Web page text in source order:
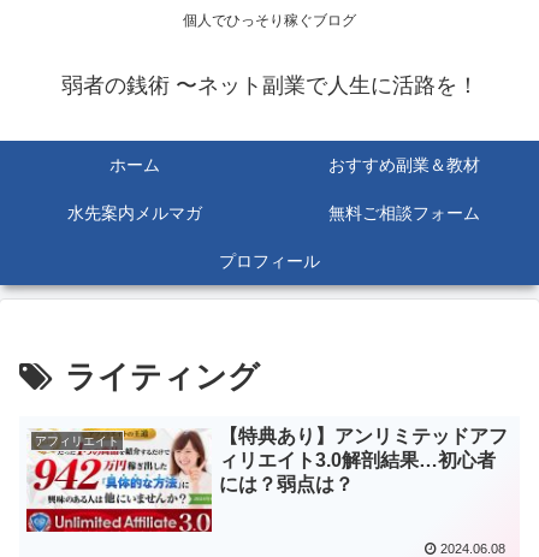
個人でひっそり稼ぐブログ
弱者の銭術 〜ネット副業で人生に活路を！
ホーム おすすめ副業＆教材
水先案内メルマガ 無料ご相談フォーム
プロフィール
ライティング
アフィリエイト
【特典あり】アンリミテッドアフ
ィリエイト3.0解剖結果…初心者
には？弱点は？
2024.06.08